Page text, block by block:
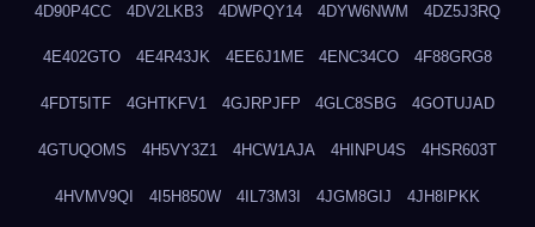
4D90P4CC 4DV2LKB3 4DWPQY14 4DYW6NWM 4DZ5J3RQ
4E402GTO 4E4R43JK 4EE6J1ME 4ENC34CO 4F88GRG8
4FDT5ITF 4GHTKFV1 4GJRPJFP 4GLC8SBG 4GOTUJAD
4GTUQOMS 4H5VY3Z1 4HCW1AJA 4HINPU4S 4HSR603T
4HVMV9QI 4I5H850W 4IL73M3I 4JGM8GIJ 4JH8IPKK